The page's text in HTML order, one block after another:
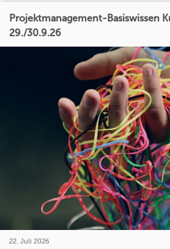
Projektmanagement-Basiswissen
29./30.9.26
22. Juli 2026